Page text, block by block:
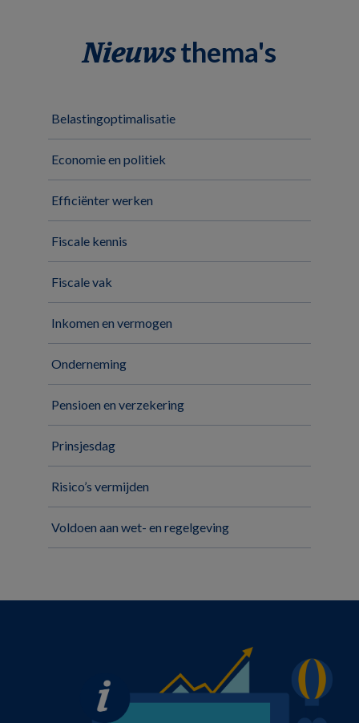
Nieuwsthema's
Belastingoptimalisatie
Economie en politiek
Efficiënter werken
Fiscale kennis
Fiscale vak
Inkomen en vermogen
Onderneming
Pensioen en verzekering
Prinsjesdag
Risico’s vermijden
Voldoen aan wet- en regelgeving